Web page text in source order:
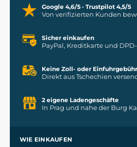
Google 4,6/5 · Trustpilot 4,5/5
Von verifizierten Kunden
Sicher einkaufen
PayPal, Kreditkarte und
Keine Zoll- oder
Direkt aus Tschechien
2 eigene Ladengeschäfte
In Prag und nahe der Burg
WIE EINKAUFEN